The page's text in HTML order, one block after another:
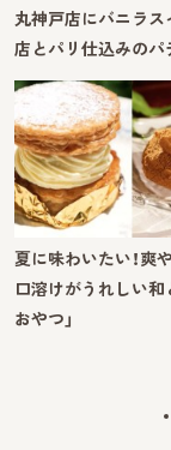
丸神戸店にバニラス
店とパリ仕込みの
夏に味わいたい！爽
口溶けがうれしい和
おやつ」